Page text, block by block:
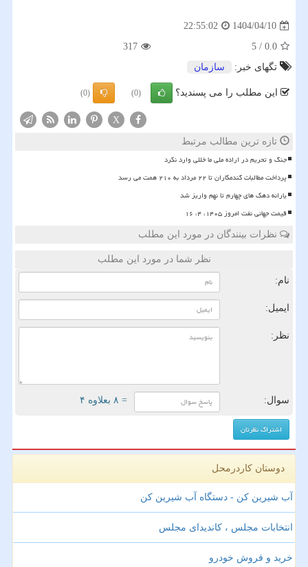
1404/04/10
22:55:02
0.0
/
5
317
تگهای خبر:
سازمان
این مطلب را می پسندید؟ (0)
(0)
X
تازه ترین مطالب مرتبط
جنگ و تحریم در اراده ملی ما خللی وارد نکرد
پرداخت مطالبات گندمکاران تا ۲۲ مرداد به ۲۱۰ همت می رسد
یارانه دهک های چهارم تا نهم واریز شد
قیمت جهانی نفت امروز ۱۴۰۵، ۴، ۱۶
نظرات بینندگان در مورد این مطلب
نظر شما در مورد این مطلب
نام:
ایمیل:
نظر:
سوال: = ۸ بعلاوه ۴
دوستان کاردرمحل
آب شیرین کن - دستگاه آب شیرین کن
انتخابات مجلس ، کاندیدای مجلس
خرید و فروش خودرو